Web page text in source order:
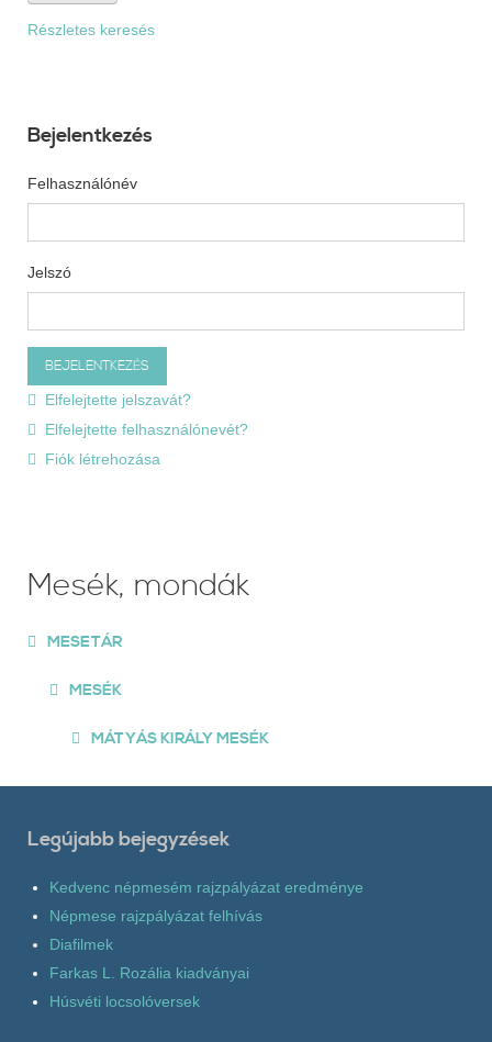
Részletes keresés
Bejelentkezés
Felhasználónév
Jelszó
Elfelejtette jelszavát?
Elfelejtette felhasználónevét?
Fiók létrehozása
Mesék, mondák
MESETÁR
MESÉK
MÁTYÁS KIRÁLY MESÉK
Legújabb bejegyzések
Kedvenc népmesém rajzpályázat eredménye
Népmese rajzpályázat felhívás
Diafilmek
Farkas L. Rozália kiadványai
Húsvéti locsolóversek